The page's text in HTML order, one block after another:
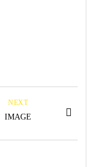
NEXT
IMAGE